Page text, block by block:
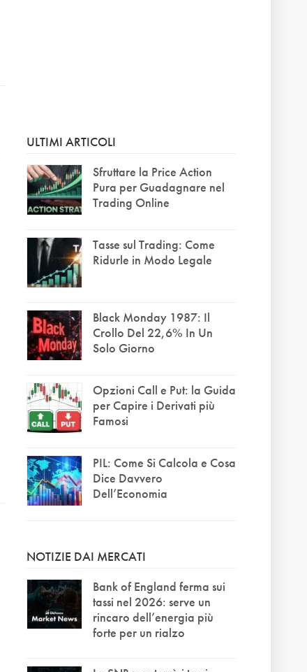
ULTIMI ARTICOLI
Sfruttare la Price Action
Pura per Guadagnare nel
Trading Online
Tasse sul Trading: Come
Ridurle in Modo Legale
Black Monday 1987: Il
Crollo Del 22,6% In Un
Solo Giorno
Opzioni Call e Put: la Guida
per Capire i Derivati più
Famosi
PIL: Come Si Calcola e Cosa
Dice Davvero
Dell’Economia
NOTIZIE DAI MERCATI
Bank of England ferma sui
tassi nel 2026: serve un
rincaro dell’energia più
forte per un rialzo